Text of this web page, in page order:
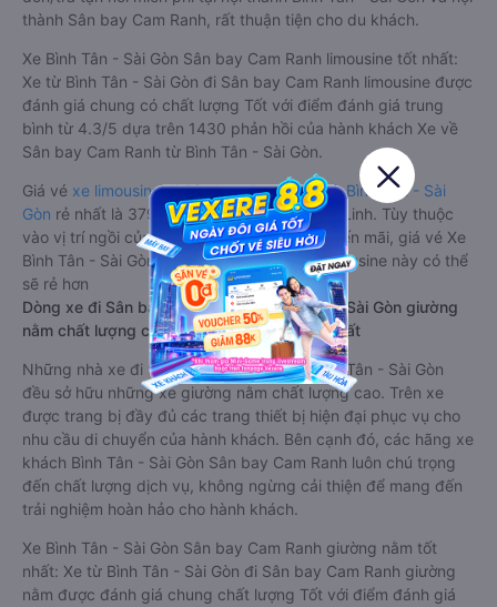
thành Sân bay Cam Ranh, rất thuận tiện cho du khách.
Xe Bình Tân - Sài Gòn Sân bay Cam Ranh limousine tốt nhất:
Xe từ Bình Tân - Sài Gòn đi Sân bay Cam Ranh limousine được
đánh giá chung có chất lượng Tốt với điểm đánh giá trung
bình từ 4.3/5 dựa trên 1430 phản hồi của hành khách Xe về
Sân bay Cam Ranh từ Bình Tân - Sài Gòn.
Giá vé xe limousine đi Sân bay Cam Ranh từ Bình Tân - Sài
Gòn rẻ nhất là 379000VND của hãng xe Hà Linh. Tùy thuộc
vào vị trí ngồi của bạn và chương trình khuyến mãi, giá vé Xe
Bình Tân - Sài Gòn đi Sân bay Cam Ranh limousine này có thể
sẽ rẻ hơn
Dòng xe đi Sân bay Cam Ranh từ Bình Tân - Sài Gòn giường
nằm chất lượng cao: Thoải mái, giá cả tốt nhất
Những nhà xe đi Sân bay Cam Ranh từ Bình Tân - Sài Gòn
đều sở hữu những xe giường nằm chất lượng cao. Trên xe
được trang bị đầy đủ các trang thiết bị hiện đại phục vụ cho
nhu cầu di chuyển của hành khách. Bên cạnh đó, các hãng xe
khách Bình Tân - Sài Gòn Sân bay Cam Ranh luôn chú trọng
đến chất lượng dịch vụ, không ngừng cải thiện để mang đến
trải nghiệm hoàn hảo cho hành khách.
Xe Bình Tân - Sài Gòn Sân bay Cam Ranh giường nằm tốt
nhất: Xe từ Bình Tân - Sài Gòn đi Sân bay Cam Ranh giường
nằm được đánh giá chung chất lượng Tốt với điểm đánh giá